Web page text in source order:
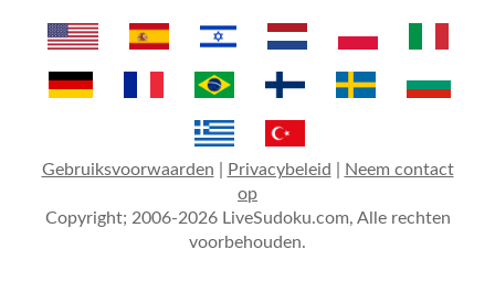
Gebruiksvoorwaarden Privacybeleid
Neem contact
op
Copyright; 2006-2026 LiveSudoku.com, Alle rechten
voorbehouden.